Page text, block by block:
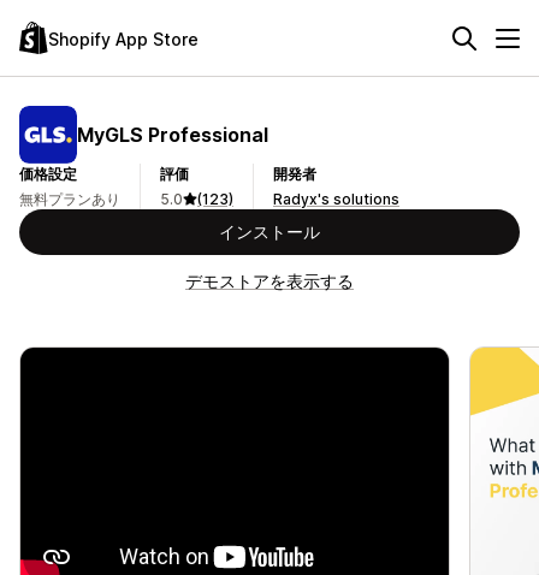
Shopify App Store
MyGLS Professional
価格設定
無料プランあり
評価
5.0
(123)
開発者
Radyx's solutions
インストール
デモストアを表示する